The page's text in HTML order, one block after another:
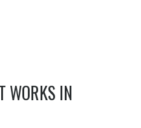
WORKS IN